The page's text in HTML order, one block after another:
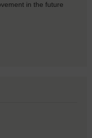
in the future